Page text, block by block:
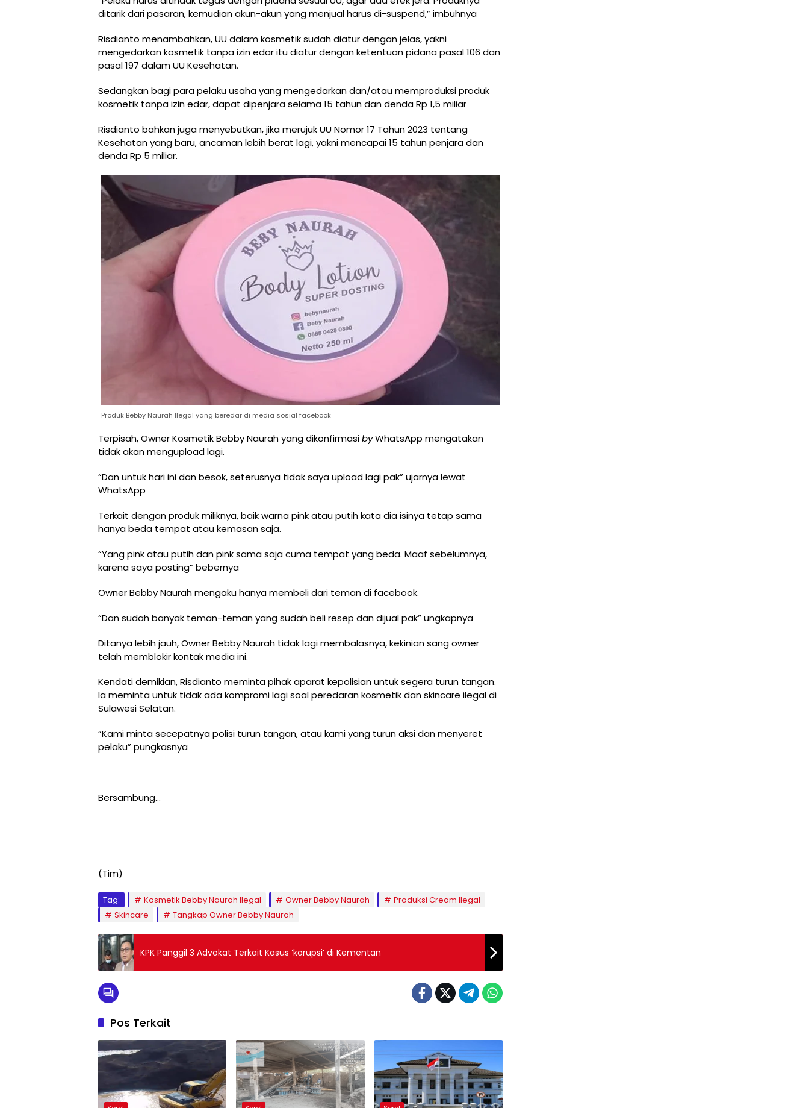
ditarik dari pasaran, kemudian akun-akun yang menjual harus di-suspend,” imbuhnya
Risdianto menambahkan, UU dalam kosmetik sudah diatur dengan jelas, yakni
mengedarkan kosmetik tanpa izin edar itu diatur dengan ketentuan pidana pasal 106 dan
pasal 197 dalam UU Kesehatan.
Sedangkan bagi para pelaku usaha yang mengedarkan dan/atau memproduksi produk
kosmetik tanpa izin edar, dapat dipenjara selama 15 tahun dan denda Rp 1,5 miliar
Risdianto bahkan juga menyebutkan, jika merujuk UU Nomor 17 Tahun 2023 tentang
Kesehatan yang baru, ancaman lebih berat lagi, yakni mencapai 15 tahun penjara dan
denda Rp 5 miliar.
Produk Bebby Naurah Ilegal yang beredar di media sosial facebook
Terpisah, Owner Kosmetik Bebby Naurah yang dikonfirmasibyWhatsApp mengatakan
tidak akan mengupload lagi.
“Dan untuk hari ini dan besok, seterusnya tidak saya upload lagi pak” ujarnya lewat
WhatsApp
Terkait dengan produk miliknya, baik warna pink atau putih kata dia isinya tetap sama
hanya beda tempat atau kemasan saja.
“Yang pink atau putih dan pink sama saja cuma tempat yang beda. Maaf sebelumnya,
karena saya posting” bebernya
Owner Bebby Naurah mengaku hanya membeli dari teman di facebook.
“Dan sudah banyak teman-teman yang sudah beli resep dan dijual pak” ungkapnya
Ditanya lebih jauh, Owner Bebby Naurah tidak lagi membalasnya, kekinian sang owner
telah memblokir kontak media ini.
Kendati demikian, Risdianto meminta pihak aparat kepolisian untuk segera turun tangan.
Ia meminta untuk tidak ada kompromi lagi soal peredaran kosmetik dan skincare ilegal di
Sulawesi Selatan.
“Kami minta secepatnya polisi turun tangan, atau kami yang turun aksi dan menyeret
pelaku” pungkasnya
Bersambung…
(Tim)
Tag: Kosmetik Bebby Naurah Ilegal Owner Bebby Naurah
Produksi Cream Ilegal
Skincare
Tangkap Owner Bebby Naurah
KPK Panggil 3 Advokat Terkait Kasus ‘korupsi’ di Kementan
Pos Terkait